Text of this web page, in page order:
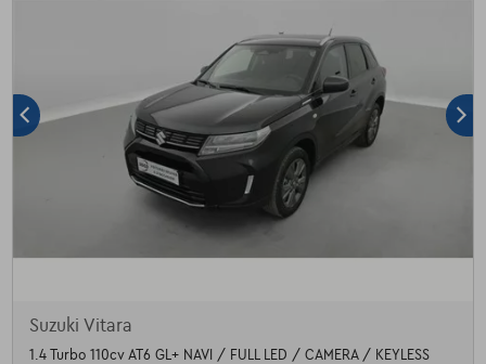
Suzuki Vitara
1.4 Turbo 110cv AT6 GL+ NAVI / FULL LED / CAMERA / KEYLESS